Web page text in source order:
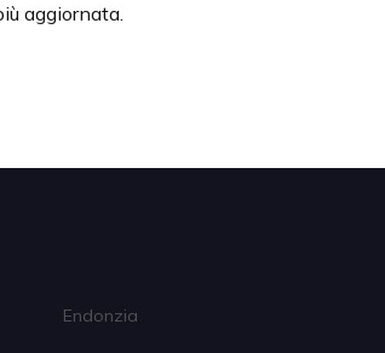
aggiornata.
Endonzia